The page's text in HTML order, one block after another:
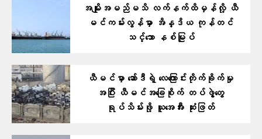
အမျိုးအမည်မသိ လက်နက်ထိမှန်လို့ ယီ
မင်ကမ်းလွန်မှာ အိန္ဒိယ ကုန်တင်
သင်္ဘော နစ်မြုပ်
ယီမင်မှာ ဆော်ဒီရဲ့ လေကြောင်းတိုက်ခိုက်မှု
အပြီး ယီမင်အခြေစိုက် တပ်ဖွဲ့တွေ
ရုပ်သိမ်းဖို့ ယူအေအီး ဆုံးဖြတ်